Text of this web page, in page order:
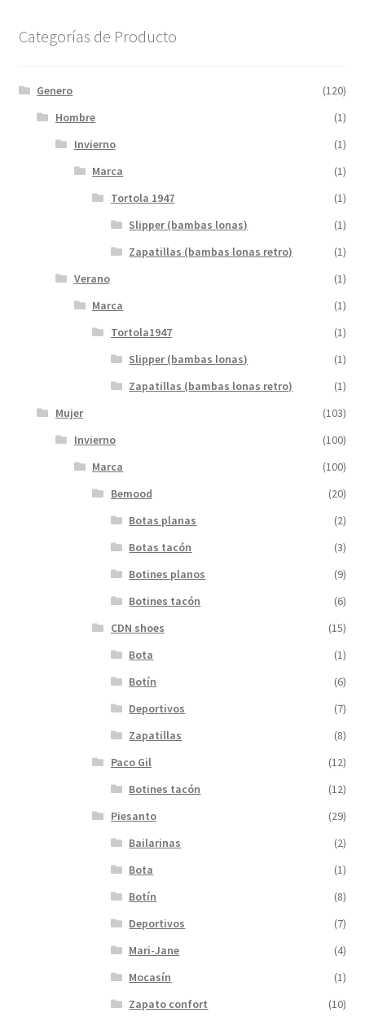
Categorías de Producto
Genero
(120)
Hombre
(1)
Invierno
(1)
Marca
(1)
Tortola 1947
(1)
Slipper (bambas lonas)
(1)
Zapatillas (bambas lonas retro)
(1)
Verano
(1)
Marca
(1)
Tortola1947
(1)
Slipper (bambas lonas)
(1)
Zapatillas (bambas lonas retro)
(1)
Mujer
(103)
Invierno
(100)
Marca
(100)
Bemood
(20)
Botas planas
(2)
Botas tacón
(3)
Botines planos
(9)
Botines tacón
(6)
CDN shoes
(15)
Bota
(1)
Botín
(6)
Deportivos
(7)
Zapatillas
(8)
Paco Gil
(12)
Botines tacón
(12)
Piesanto
(29)
Bailarinas
(2)
Bota
(1)
Botín
(8)
Deportivos
(7)
Mari-Jane
(4)
Mocasín
(1)
Zapato confort
(10)